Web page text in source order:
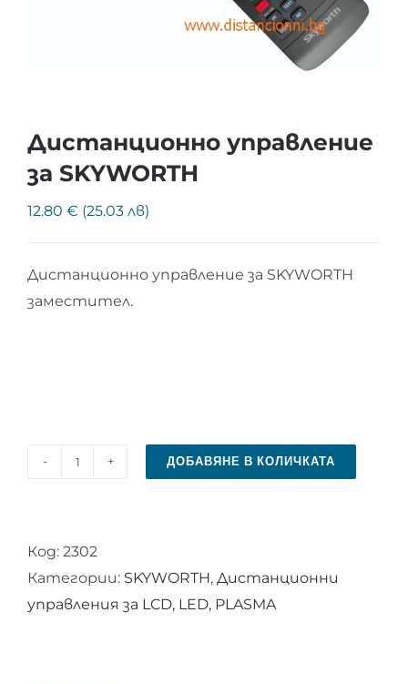
Дистанционно управление
за SKYWORTH
12.80 € (25.03 лв)
Дистанционно управление за SKYWORTH
заместител.
количество
управление
за
SKYWORTH
ДОБАВЯНЕ В КОЛИЧКАТА
Код: 2302
Категории: SKYWORTH, Дистанционни
управления за LCD, LED, PLASMA